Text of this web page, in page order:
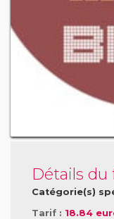
Détails du
Catégorie(s)
Tarif : 18.84